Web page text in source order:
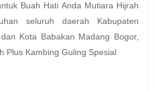
Guling
Spesial
seluruh daerah Kabupaten
Kota Babakan Madang Bogor,
Plus Kambing Guling Spesial